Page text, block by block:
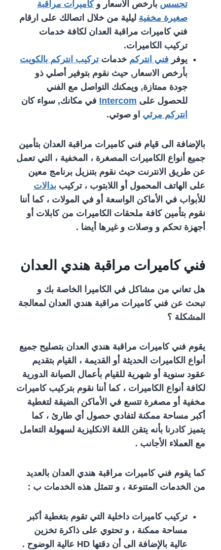
تجسس بارخص الأسعار وكاميرات مراقبة
صغيرة مخفية ليلية من خلال اتصالك على ارقام
فني كاميرات مراقبة العدان لكافة خدمات
تركيب الكاميرات.
يوفر فني انتركم خدماتتركيب انتركم بالكويت
بأرخص الاسعار, حيث نقوم بتوفير أصلي ذو
جودة ممتازة, ويمكنك التواصل مع الفني
للحصول على Intercom في مكانك, سواء كان
انتركم مرئي او صوتي.
بالإضافة الى قيام فني كاميرات مراقبة العدان بتأمين
جميع أنواع الكاميرات المصغرة ، المخفية ، التي تعمل
عن طريق الانترنت حيث نقوم بتنزيل برنامج معين
على الهاتف المحمول أو اللابتوب ، تركيب بدالات
للأبواب في الأماكن الواسعة أو في المولات ، كما أننا
نقوم بتأمين كافة ملحقات الكاميرات من كابلات أو
أجهزة تحكم و وصلات و غيرها أيضا .
فني كاميرات مراقبة هندي العدان
هل تعاني من مشاكل في الكاميرا الخاصة بك و
تبحث عن فني كاميرات مراقبة هندي العدان لمعالجة
المشكلة ؟
يقوم فني كاميرات مراقبة هندي العدان بتصليح جميع
أنواع الكاميرات الحديثة أو القديمة ، القيام بتقديم
عقود سنوية أو شهرية للقيام بأعمال الصيانة الدورية
لكافة أنواع الكاميرات ، كما أننا نقوم بتركيب كاميرات
مخفية أو مصغرة تتسع في الأماكن الضيقة لتغطية
أكبر مساحة ممكنة لتفادي حصول أي طارئ ، كما
يتميز كادرنا بأنه يتقن اللغة الانكليزية لسهولة التعامل
مع العملاء الأجانب .
كما يقوم فني كاميرات مراقبة هندي العدان بالعديد
من الخدمات المتنوعة ، و تتمثل هذه الخدمات ب :
تركيب كاميرات داخلية التي تقوم بتغطية أكبر
مساحة ممكنة ، و تحتوي على ذاكرة تخزين
عالية بالإضافة الى أن دقتها HD عالية الوضوح .